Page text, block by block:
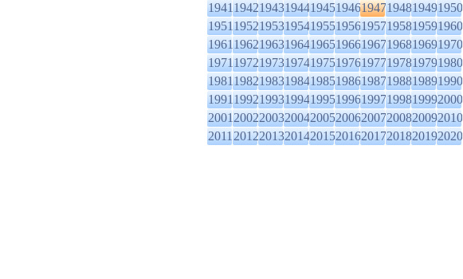
1941194219431944194519461947194819491950
1951195219531954195519561957195819591960
1961196219631964196519661967196819691970
1971197219731974197519761977197819791980
1981198219831984198519861987198819891990
1991199219931994199519961997199819992000
2001200220032004200520062007200820092010
2011201220132014201520162017201820192020